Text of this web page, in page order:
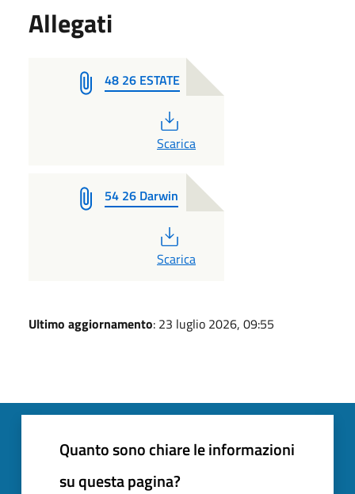
Allegati
48 26 ESTATE
PDF
Scarica
54 26 Darwin
PDF
Scarica
Ultimo aggiornamento: 23 luglio 2026, 09:55
Quanto sono chiare le informazioni
su questa pagina?